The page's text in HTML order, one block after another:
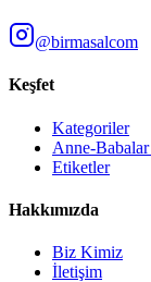
@birmasalcom
Keşfet
Kategoriler
Anne-
Etiketler
Hakkımızda
Biz Kimiz
İletişim